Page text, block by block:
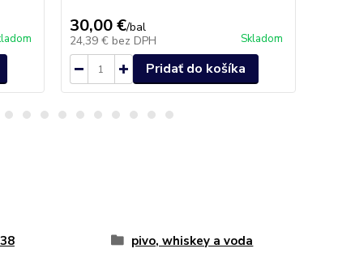
30,00 €/bal
24,39 € bez DPH Skladom
Pridať do košíka
pivo, whiskey a voda